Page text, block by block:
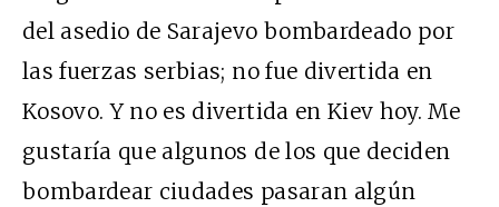
del asedio de Sarajevo bombardeado por
las fuerzas serbias; no fue divertida en
Kosovo. Y no es divertida en Kiev hoy. Me
gustaría que algunos de los que deciden
bombardear ciudades pasaran algún